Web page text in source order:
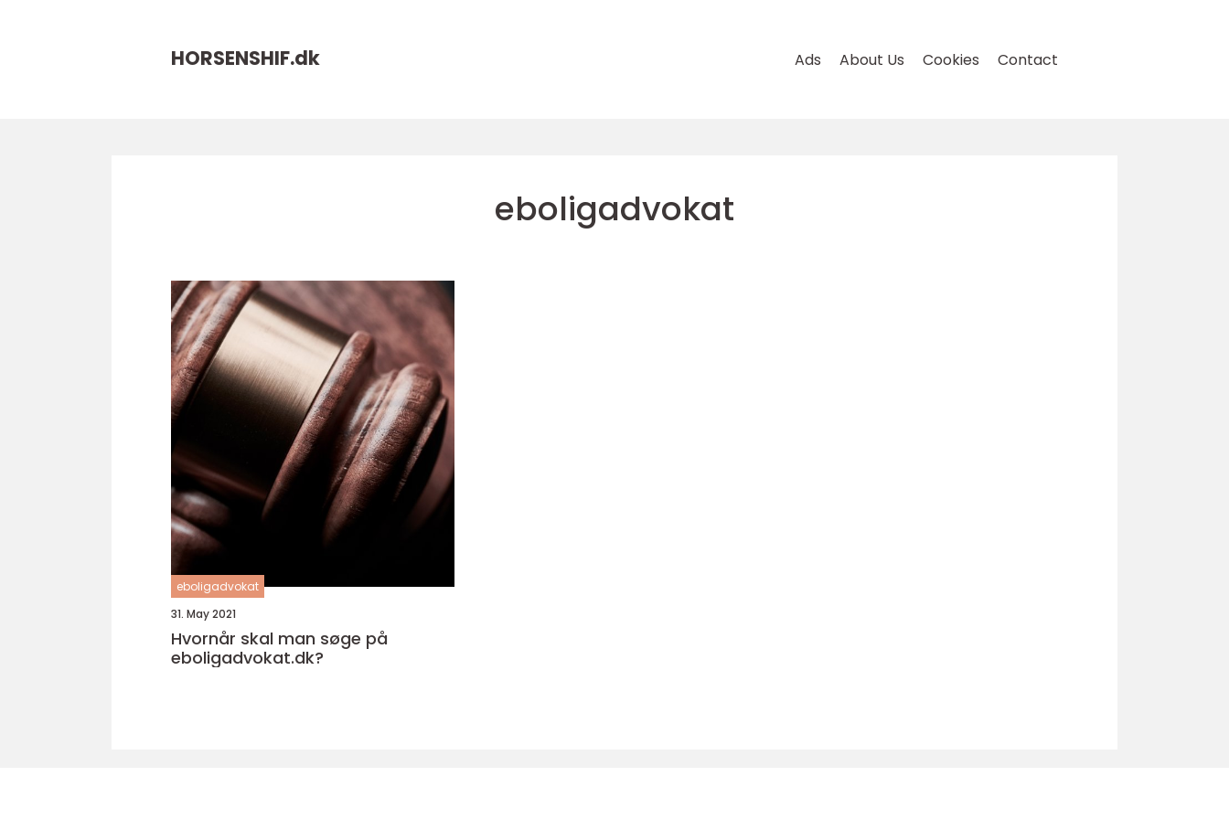
HORSENSHIF.dk Ads About Us Cookies Contact
eboligadvokat
eboligadvokat
31. May 2021
Hvornår skal man søge på
eboligadvokat.dk?